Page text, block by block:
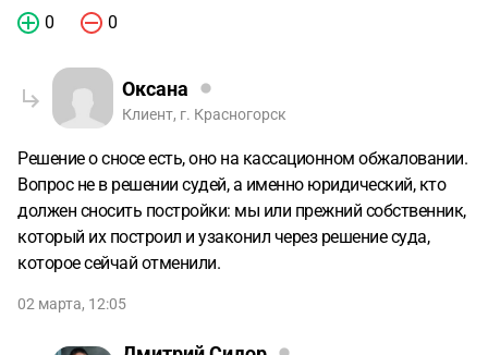
0 0
Оксана
Клиент, г. Красногорск
Решение о сносе есть, оно на кассационном обжаловании.
Вопрос не в решении судей, а именно юридический, кто
должен сносить постройки: мы или прежний собственник,
который их построил и узаконил через решение суда,
которое сейчай отменили.
02 марта, 12:05